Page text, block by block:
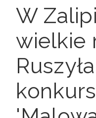
W
wielkie